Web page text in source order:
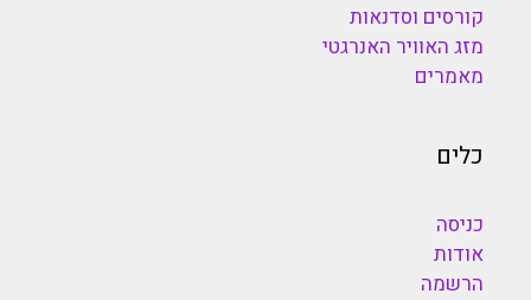
קורסים וסדנאות
מזג האוויר האנרגטי
מאמרים
כלים
כניסה
אודות
הרשמה